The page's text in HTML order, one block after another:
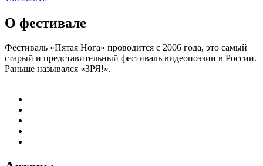
О фестивале
Фестиваль «Пятая Нога» проводится с 2006 года, это самый
старый и представительный фестиваль видеопоэзии в России.
Раньше назывался «ЗРЯ!».